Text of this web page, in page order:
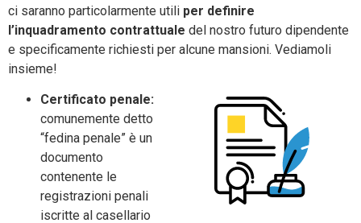
ci saranno particolarmente utili per definire
l’inquadramento contrattuale del nostro futuro dipendente
e specificamente richiesti per alcune mansioni. Vediamoli
insieme!
Certificato penale:
comunemente detto
“fedina penale” è un
documento
contenente le
registrazioni penali
iscritte al casellario